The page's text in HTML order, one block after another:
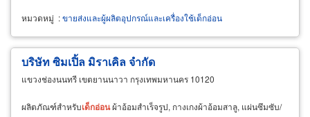
หมวดหมู่ :ขายส่งและผู้ผลิตอุปกรณ์และเครื่องใช้เด็กอ่อน
บริษัท ซิมเปิ้ล มิราเคิล จำกัด
แขวงช่องนนทรี เขตยานนาวา กรุงเทพมหานคร 10120
ผลิตภัณฑ์สำหรับเด็กอ่อนผ้าอ้อมสำเร็จรูป, กางเกงผ้าอ้อมสาลู, แผ่นซึมซับ/